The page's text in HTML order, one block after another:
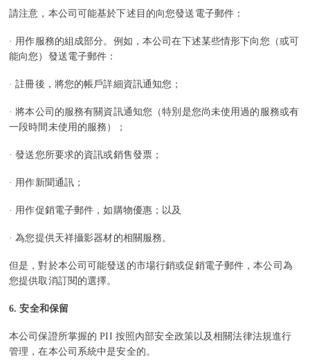
請注意，本公司可能基於下述目的向您發送電子郵件：
· 用作服務的組成部分。例如，本公司在下述某些情形下向您（或可
能向您）發送電子郵件：
· 註冊後，將您的帳戶詳細資訊通知您；
· 將本公司的服務有關資訊通知您（特別是您尚未使用過的服務或有
一段時間未使用的服務）；
· 發送您所要求的資訊或銷售發票；
· 用作新聞通訊；
· 用作促銷電子郵件，如購物優惠；以及
· 為您提供天祥攝影器材的相關服務。
但是，對於本公司可能發送的市場行銷或促銷電子郵件，本公司為
您提供取消訂閱的選擇。
6.安全和保留
本公司保證所掌握的 PII 按照內部安全政策以及相關法律法規進行
管理，在本公司系統中是安全的。